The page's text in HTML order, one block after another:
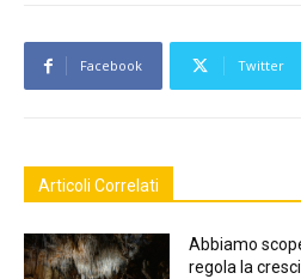
Facebook Twitter
Articoli Correlati
Abbiamo
regola la